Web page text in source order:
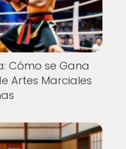
Cómo se Gana
Artes Marciales